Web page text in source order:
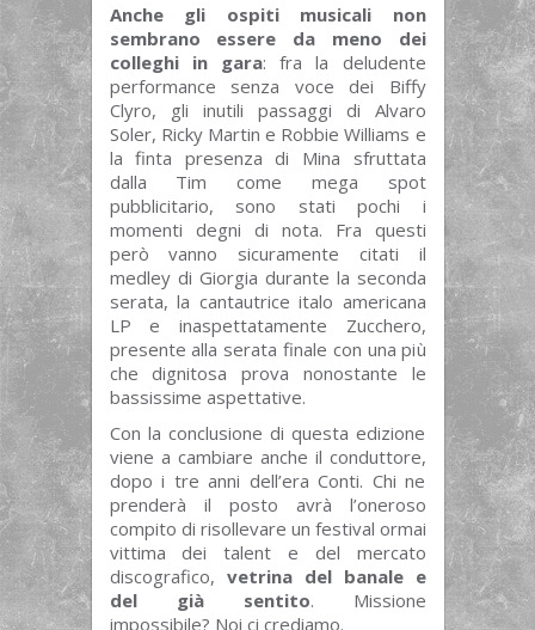
Anche gli ospiti musicali non
sembrano essere da meno dei
colleghi in gara: fra la deludente
performance senza voce dei Biffy
Clyro, gli inutili passaggi di Alvaro
Soler, Ricky Martin e Robbie Williams e
la finta presenza di Mina sfruttata
dalla Tim come mega spot
pubblicitario, sono stati pochi i
momenti degni di nota. Fra questi
però vanno sicuramente citati il
medley di Giorgia durante la seconda
serata, la cantautrice italo americana
LP e inaspettatamente Zucchero,
presente alla serata finale con una più
che dignitosa prova nonostante le
bassissime aspettative.
Con la conclusione di questa edizione
viene a cambiare anche il conduttore,
dopo i tre anni dell’era Conti. Chi ne
prenderà il posto avrà l’oneroso
compito di risollevare un festival ormai
vittima dei talent e del mercato
discografico, vetrina del banale e
del già sentito. Missione
impossibile? Noi ci crediamo.